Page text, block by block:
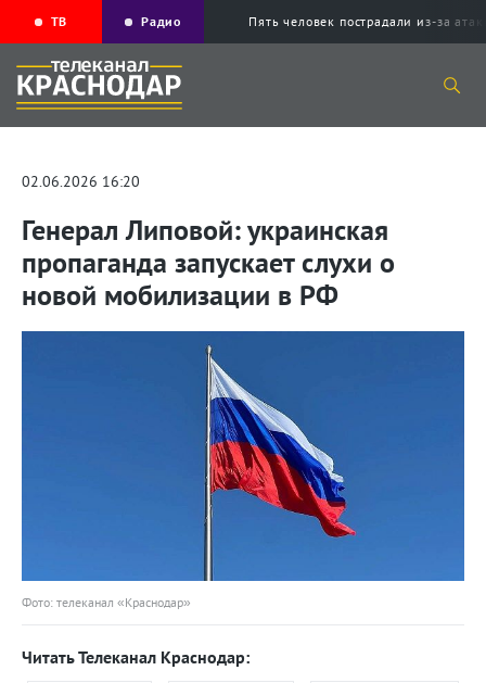
ТВ Радио Пять человек пострадали из-за
02.06.2026 16:20
Генерал Липовой: украинская
пропаганда запускает слухи о
новой мобилизации в РФ
Фото: телеканал «Краснодар»
Читать Телеканал Краснодар: